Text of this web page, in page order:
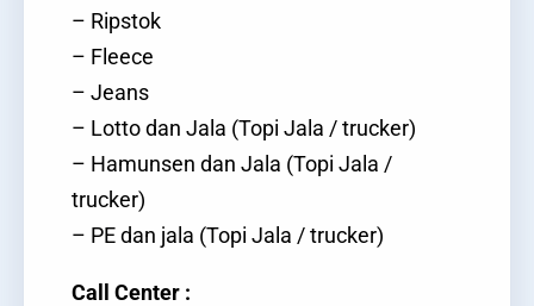
– Ripstok
– Fleece
– Jeans
– Lotto dan Jala (Topi Jala / trucker)
– Hamunsen dan Jala (Topi Jala /
trucker)
– PE dan jala (Topi Jala / trucker)
Call Center :